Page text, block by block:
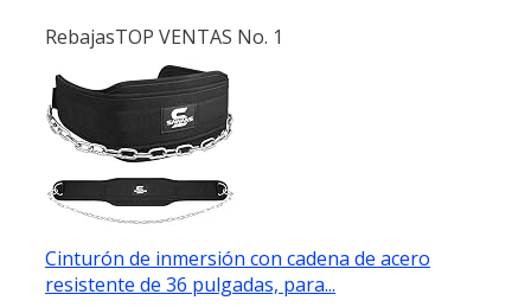
RebajasTOP VENTAS No. 1
Cinturón de inmersión con cadena de acero
resistente de 36 pulgadas, para...